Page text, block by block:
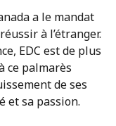
a le mandat
à l’étranger.
EDC est de plus
ce palmarès
de ses
et sa passion.